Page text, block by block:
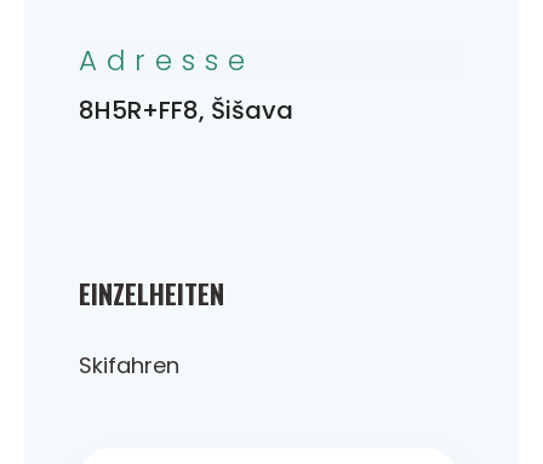
EINZELHEITEN
Skifahren
Adresse
8H5R+FF8, Šišava